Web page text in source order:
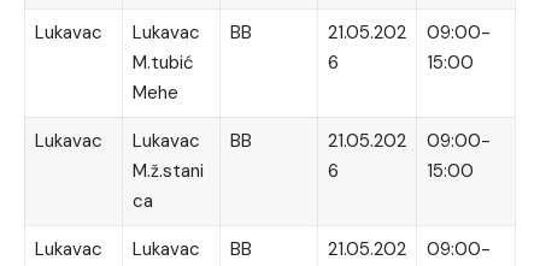
Lukavac
Lukavac
M.tubić
Mehe
BB
21.05.202
6
09:00-
15:00
Lukavac
Lukavac
M.ž.stani
ca
BB
21.05.202
6
09:00-
15:00
Lukavac
Lukavac
BB
21.05.202
09:00-